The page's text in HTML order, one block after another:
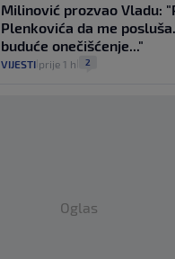
Milinović prozvao Vladu:
Plenkovića da me
buduće onečišćenje..."
VIJESTI prije 1 h 2
Oglas